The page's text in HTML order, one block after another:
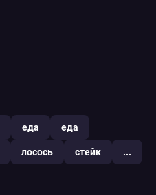
еда еда
лосось стейк ...